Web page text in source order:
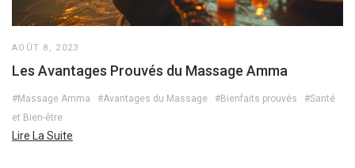
AOÛT 8, 2023
Les Avantages Prouvés du Massage Amma
#Massage Amma #Avantages du Massage #Bienfaits prouvés
#Santé
et Bien-être
Lire La Suite